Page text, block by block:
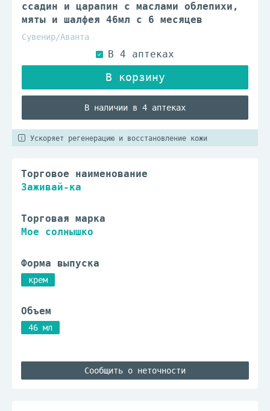
ссадин и царапин с маслами облепихи,
мяты и шалфея 46мл с 6 месяцев
Сувенир/Аванта
В наличии в 4 аптеках
Ускоряет регенерацию и восстановление кожи
Торговое наименование
Заживай-ка
Торговая марка
Мое солнышко
Форма выпуска
крем
Объем
46 мл
Сообщить о неточности